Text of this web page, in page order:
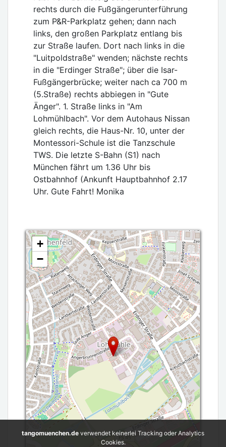
rechts durch die Fußgängerunterführung
zum P&R-Parkplatz gehen; dann nach
links, den großen Parkplatz entlang bis
zur Straße laufen. Dort nach links in die
"Luitpoldstraße" wenden; nächste rechts
in die "Erdinger Straße"; über die Isar-
Fußgängerbrücke; weiter nach ca 700 m
(5.Straße) rechts abbiegen in "Gute
Änger". 1. Straße links in "Am
Lohmühlbach". Vor dem Autohaus Nissan
gleich rechts, die Haus-Nr. 10, unter der
Montessori-Schule ist die Tanzschule
TWS. Die letzte S-Bahn (S1) nach
München fährt um 1.36 Uhr bis
Ostbahnhof (Ankunft Hauptbahnhof 2.17
Uhr. Gute Fahrt! Monika
+
−
tangomuenchen.de verwendet keinerlei Tracking oder Analytics
Cookies.